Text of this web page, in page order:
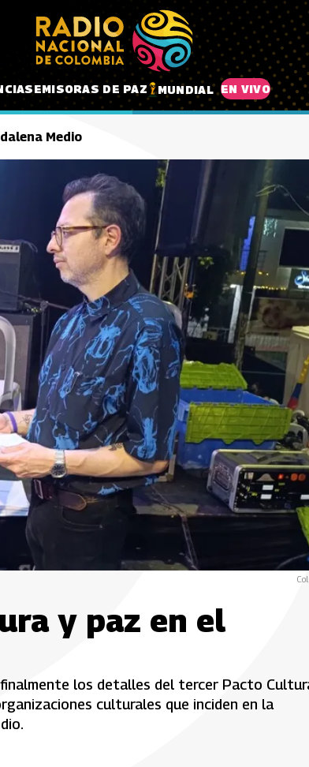
EMISORAS DE PAZ MUNDIAL EN VIVO
Medio
y paz en el
los detalles del tercer Pacto
culturales que inciden en la